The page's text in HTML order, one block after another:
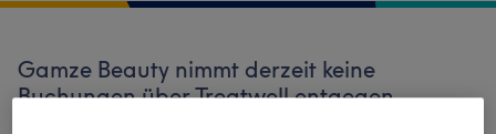
Gamze Beauty nimmt derzeit keine
Buchungen über Treatwell entgegen.